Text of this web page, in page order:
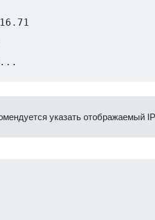
указать отображаемый